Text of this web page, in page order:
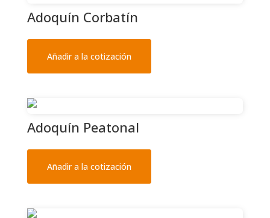
Adoquín Corbatín
Añadir a la cotización
Adoquín Peatonal
Añadir a la cotización